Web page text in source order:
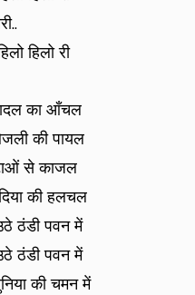
हिलो री
का आँचल
की पायल
से काजल
की हलचल
ठंडी पवन में
ठंडी पवन में
की चमन में